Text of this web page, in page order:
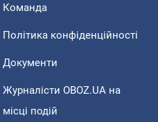
Команда
Політика конфіденційності
Документи
Журналісти OBOZ.UA на
місці подій